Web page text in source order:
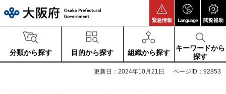
緊急情報 Language 閲覧補助
分類から探す 目的から探す 組織から探す
キーワードから
探す
更新日：2024年10月21日 ページID：92853